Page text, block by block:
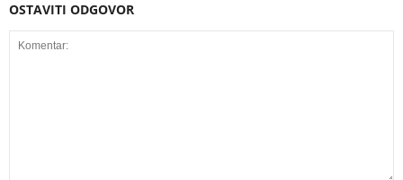
OSTAVITI ODGOVOR